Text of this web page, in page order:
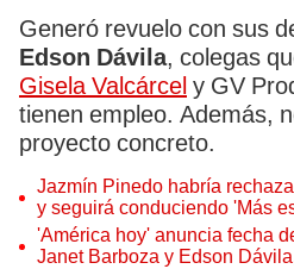
Generó revuelo con sus
Edson Dávila, colegas
Gisela Valcárcel y GV
tienen empleo. Además,
proyecto concreto.
Jazmín Pinedo habría
y seguirá conduciendo 'Más
Dávila, 'Giselo'
'América hoy' anuncia fecha
Janet Barboza y Edson